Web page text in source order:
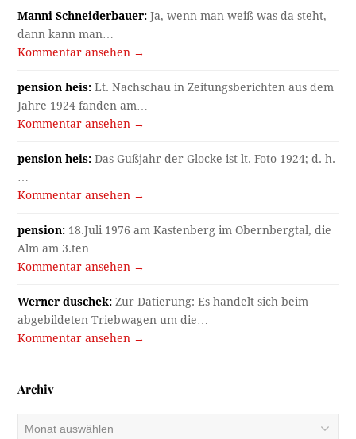
Manni Schneiderbauer: Ja, wenn man weiß was da steht,
dann kann man…
Kommentar ansehen →
pension heis: Lt. Nachschau in Zeitungsberichten aus dem
Jahre 1924 fanden am…
Kommentar ansehen →
pension heis: Das Gußjahr der Glocke ist lt. Foto 1924; d. h.
Kommentar ansehen →
pension: 18.Juli 1976 am Kastenberg im Obernbergtal, die
Alm am 3.ten…
Kommentar ansehen →
Werner duschek: Zur Datierung: Es handelt sich beim
abgebildeten Triebwagen um die…
Kommentar ansehen →
Archiv